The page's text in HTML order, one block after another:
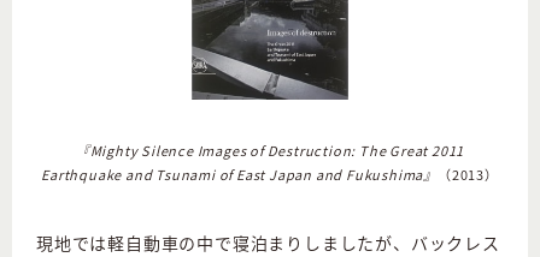
『Mighty Silence Images of Destruction: The Great 2011
Earthquake and Tsunami of East Japan and Fukushima』
（2013）
現地では軽自動車の中で寝泊まりしましたが、バックレス